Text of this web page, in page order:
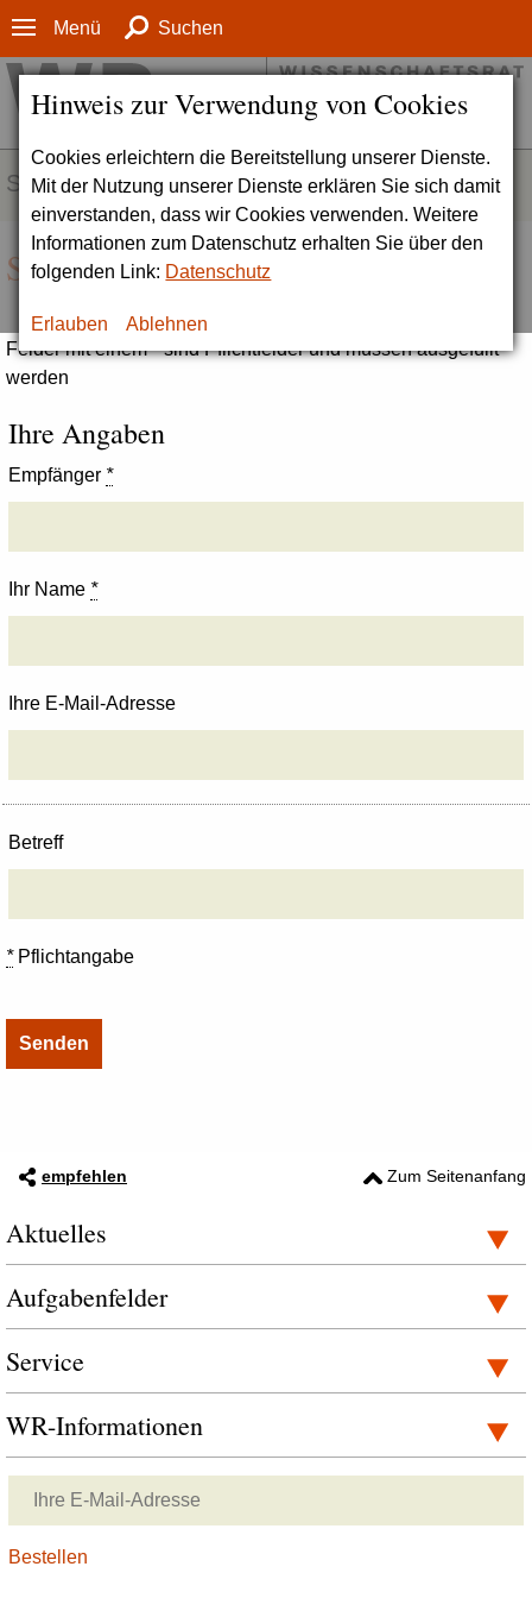
Hinweis zur Verwendung von Cookies
Cookies erleichtern die Bereitstellung unserer Dienste.
Mit der Nutzung unserer Dienste erklären Sie sich damit
einverstanden, dass wir Cookies verwenden. Weitere
Informationen zum Datenschutz erhalten Sie über den
folgenden Link: Datenschutz
Erlauben Ablehnen
Menü Suchen
SERVICE
Seite empfehlen
Felder mit einem * sind Pflichtfelder und müssen ausgefüllt
werden
Ihre Angaben
Empfänger *
Ihr Name *
Ihre E-Mail-Adresse
Betreff
*Pflichtangabe
empfehlen Zum Seitenanfang
Aktuelles
Aufgabenfelder
Service
WR-Informationen